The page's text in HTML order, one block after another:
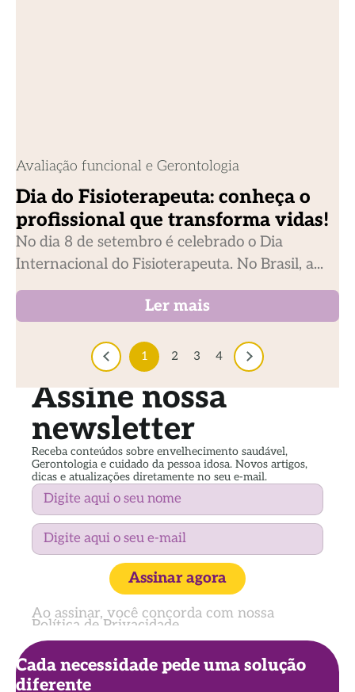
Avaliação funcional e Gerontologia
Dia do Fisioterapeuta: conheça o
profissional que transforma vidas!
No dia 8 de setembro é celebrado o Dia
Internacional do Fisioterapeuta. No Brasil, a...
Ler mais
1 2 3 4
Assine nossa
newsletter
Receba conteúdos sobre envelhecimento saudável,
Gerontologia e cuidado da pessoa idosa. Novos artigos,
dicas e atualizações diretamente no seu e-mail.
Assinar agora
Ao assinar, você concorda com nossa
Política de Privacidade
Cada necessidade pede uma solução
diferente